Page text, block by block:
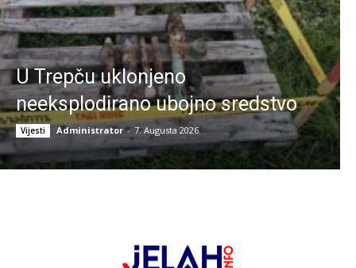
U Trepču uklonjeno
neeksplodirano ubojno sredstvo
Vijesti Administrator - 7. Augusta 2026.